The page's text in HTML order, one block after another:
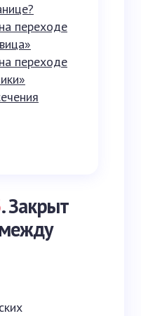
переходе
переходе
. Закрыт